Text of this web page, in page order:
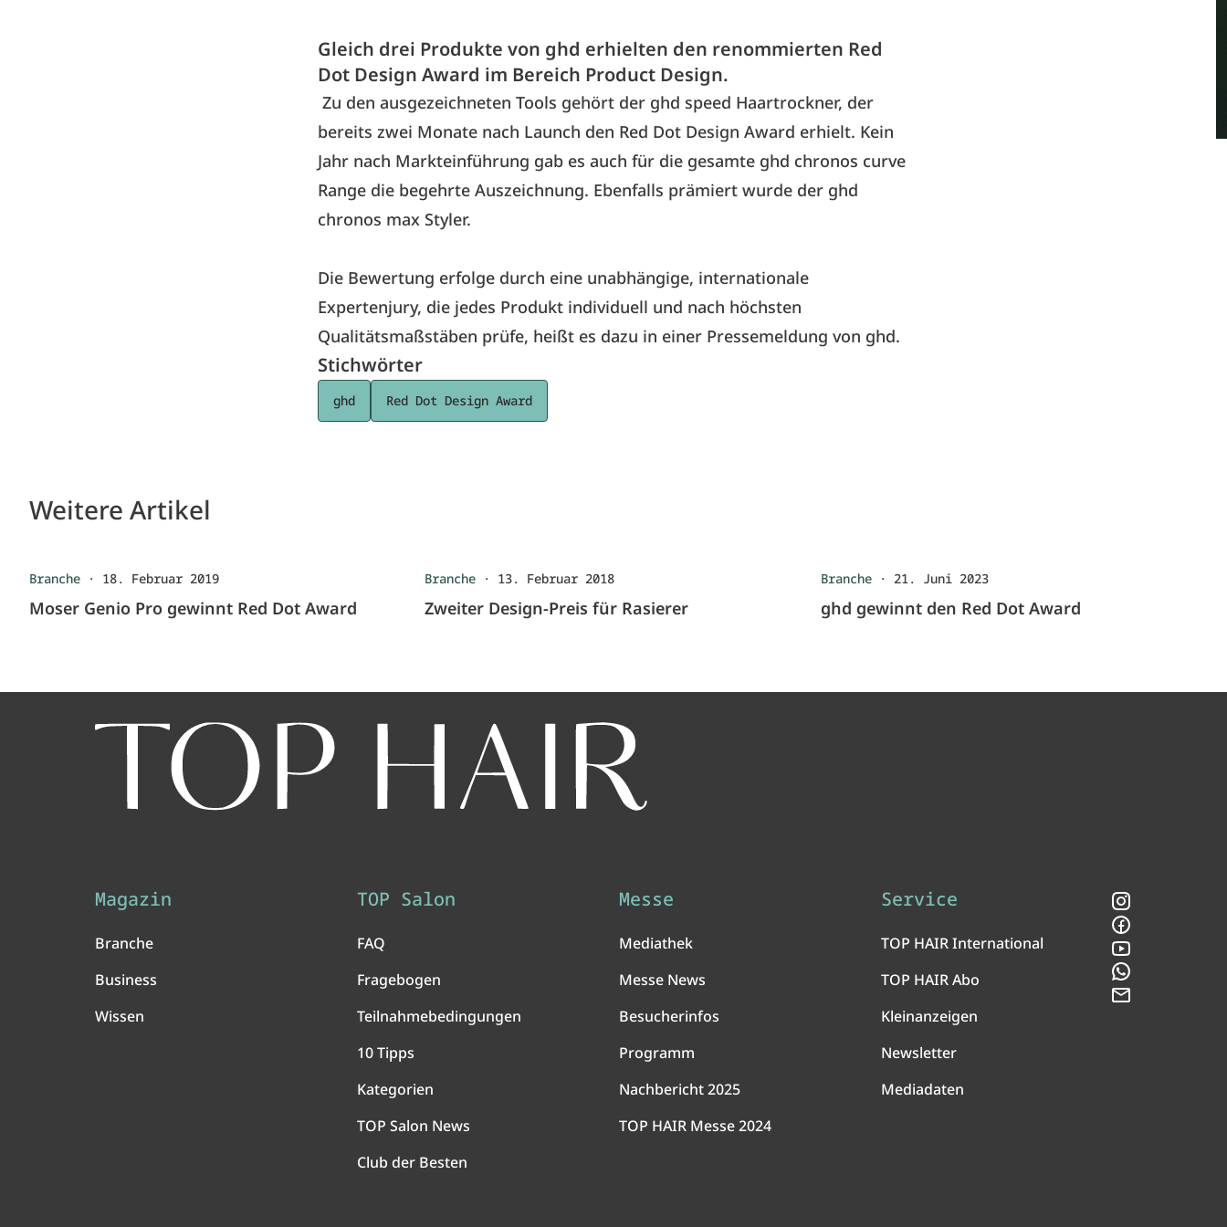
Gleich drei Produkte von ghd erhielten den renommierten Red
Dot Design Award im Bereich Product Design.
Zu den ausgezeichneten Tools gehört der ghd speed Haartrockner, der
bereits zwei Monate nach Launch den Red Dot Design Award erhielt. Kein
Jahr nach Markteinführung gab es auch für die gesamte ghd chronos curve
Range die begehrte Auszeichnung. Ebenfalls prämiert wurde der ghd
chronos max Styler.
Die Bewertung erfolge durch eine unabhängige, internationale
Expertenjury, die jedes Produkt individuell und nach höchsten
Qualitätsmaßstäben prüfe, heißt es dazu in einer Pressemeldung von ghd.
Stichwörter
ghd Red Dot Design Award
Weitere Artikel
Branche · 18. Februar 2019
Moser Genio Pro gewinnt Red Dot Award
Branche · 13. Februar 2018
Zweiter Design-Preis für Rasierer
Branche· 21. Juni 2023
ghd gewinnt den Red Dot Award
Magazin
Branche
Business
Wissen
TOP Salon
FAQ
Fragebogen
Teilnahmebedingungen
10 Tipps
Kategorien
TOP Salon News
Club der Besten
Messe
Mediathek
Messe News
Besucherinfos
Programm
Nachbericht 2025
TOP HAIR Messe 2024
Service
TOP HAIR International
TOP HAIR Abo
Kleinanzeigen
Newsletter
Mediadaten